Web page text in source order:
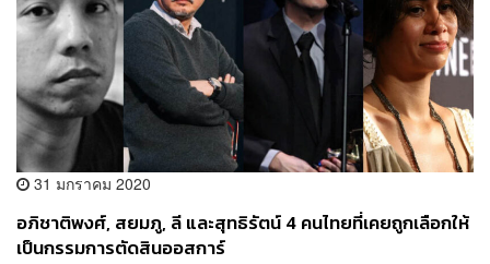
31 มกราคม 2020
อภิชาติพงศ์, สยมภู, ลี และสุทธิรัตน์ 4 คนไทยที่เคยถูกเลือกให้
เป็นกรรมการตัดสินออสการ์